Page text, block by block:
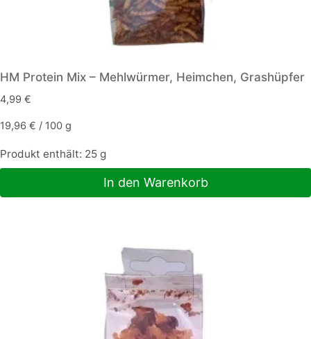
HM Protein Mix – Mehlwürmer, Heimchen, Grashüpfer
4,99 €
19,96 € / 100 g
Produkt enthält: 25 g
In den Warenkorb